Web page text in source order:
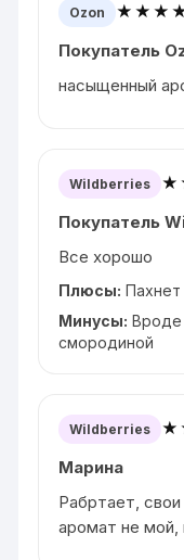
Ozon
Покупатель
насыщенный
Wildberries
Покупатель
Все хорошо
Плюсы:
Минусы: Вроде
смородиной
Wildberries
Марина
Рабртает,
аромат не мой,